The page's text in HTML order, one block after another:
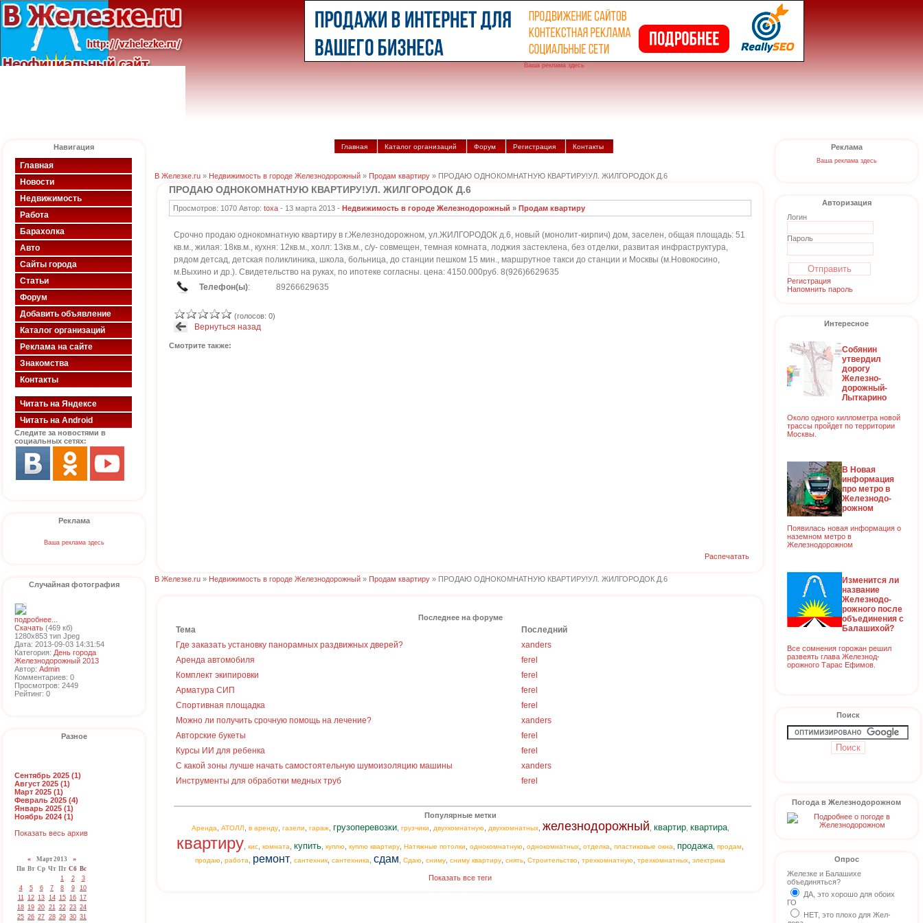
Ваша реклама здесь
Навигация
Главная
Новости
Недвижимость
Работа
Барахолка
Авто
Сайты города
Статьи
Форум
Добавить объявление
Каталог организаций
Реклама на сайте
Знакомства
Контакты
Читать на Яндексе
Читать на Android
Следите за новостями в
социальных сетях:
Реклама
Ваша реклама здесь
Случайная фотография
подробнее...
Скачать (469 кб)
1280x853 тип Jpeg
Дата: 2013-09-03 14:31:54
Категория: День города
Железнодорожный 2013
Автор: Admin
Комментариев: 0
Просмотров: 2449
Рейтинг: 0
Разное
Сентябрь 2025 (1)
Август 2025 (1)
Март 2025 (1)
Февраль 2025 (4)
Январь 2025 (1)
Ноябрь 2024 (1)
Показать весь архив
«Март 2013 »
Пн Вт Ср Чт Пт Сб Вс
1
2
3
4
5 6 7 8 9
10
11 12 13 14 15 16 17
18 19 20 21 22 23 24
25 26 27 28 29 30 31
Главная Каталог организаций Форум Регистрация Контакты
В Железке.ru » Недвижимость в городе Железнодорожный » Продам квартиру » ПРОДАЮ ОДНОКОМНАТНУЮ КВАРТИРУ!УЛ. ЖИЛГОРОДОК Д.6
ПРОДАЮ ОДНОКОМНАТНУЮ КВАРТИРУ!УЛ. ЖИЛГОРОДОК Д.6
Просмотров: 1070 Автор: toxa - 13 марта 2013 - Недвижимость в городе Железнодорожный » Продам квартиру
Срочно продаю однокомнатную квартиру в г.Железнодорожном, ул.ЖИЛГОРОДОК д.6, новый (монолит-кирпич) дом, заселен, общая площадь: 51
кв.м., жилая: 18кв.м., кухня: 12кв.м., холл: 13кв.м., с/у- совмещен, темная комната, лоджия застеклена, без отделки, развитая инфраструктура,
рядом детсад, детская поликлиника, школа, больница, до станции пешком 15 мин., маршрутное такси до станции и Москвы (м.Новокосино,
м.Выхино и др.). Свидетельство на руках, по ипотеке согласны. цена: 4150.000руб. 8(926)6629635
Телефон(ы): 89266629635
(голосов: 0)
Вернуться назад
Смотрите также:
Распечатать
В Железке.ru » Недвижимость в городе Железнодорожный » Продам квартиру » ПРОДАЮ ОДНОКОМНАТНУЮ КВАРТИРУ!УЛ. ЖИЛГОРОДОК Д.6
Последнее на форуме
Тема
Последний
Где заказать установку панорамных раздвижных дверей?
xanders
Аренда автомобиля
ferel
Комплект экипировки
ferel
Арматура СИП
ferel
Спортивная площадка
ferel
Можно ли получить срочную помощь на лечение?
xanders
Авторские букеты
ferel
Курсы ИИ для ребенка
ferel
С какой зоны лучше начать самостоятельную шумоизоляцию машины
xanders
Инструменты для обработки медных труб
ferel
Популярные метки
Аренда АТОЛЛ в аренду, газели гараж, грузоперевозки, грузчики двухкомнатную двухкомнатных, железнодорожный квартир, квартира,
квартиру кис комната купить куплю куплю квартиру Натяжные потолки однокомнатную однокомнатных отделка пластиковые окна продажа продам
продаю работа ремонт сантехник сантехника сдам Сдаю сниму сниму квартиру снять Строительство трехкомнатную трехкомнатных электрика
Показать все теги
Реклама
Ваша реклама здесь
Авторизация
Логин
Пароль
Регистрация
Напомнить пароль
Интересное
Собянин
утвердил
дорогу
Железно-
дорожный-
Лыткарино
Около одного киллометра новой
трассы пройдет по территории
Москвы.
В Новая
информация
про метро в
Железнодо-
рожном
Появилась новая информация о
наземном метро в
Железнодорожном
Изменится ли
название
Железнодо-
рожного после
объединения с
Балашихой?
Все сомнения горожан решил
развеять глава Железнод-
орожного Тарас Ефимов.
Поиск
Погода в Железнодорожном
Опрос
Железке и Балашихе
объединяться?
ДА, это хорошо для обоих
ГО
НЕТ, это плохо для Жел-